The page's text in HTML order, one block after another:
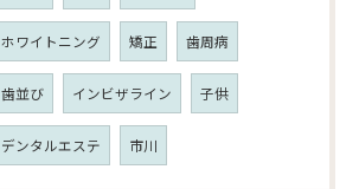
ホワイトニング 矯正 歯周病
歯並び インビザライン 子供
デンタルエステ 市川